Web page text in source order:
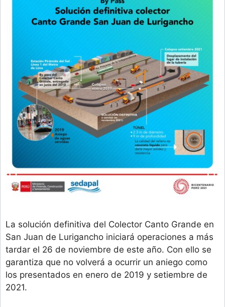
La solución definitiva del Colector Canto Grande en
San Juan de Lurigancho iniciará operaciones a más
tardar el 26 de noviembre de este año. Con ello se
garantiza que no volverá a ocurrir un aniego como
los presentados en enero de 2019 y setiembre de
2021.